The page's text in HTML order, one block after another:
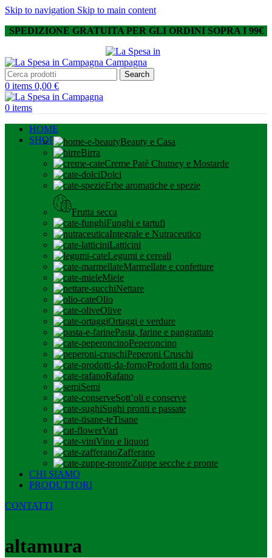
Skip to navigation Skip to main content
SPEDIZIONE GRATUITA PER GLI ORDINI SOPRA I 99€
Search
0 items 0,00 €
0 items
HOME
SHOP
Beauty e Casa
Birra
Creme Patè Chutney e Mostarde
Dolci
Erbe aromatiche e spezie
Frutta secca
Funghi e tartufi
Integrale e Nutraceutico
Latticini
Legumi e cereali
Marmellate e confetture
Miele
Nettare
Olio
Olive
Ortaggi e verdure
Pasta, farine e pangrattato
Peperoncino
Peperoni Cruschi
Prodotti da forno
Rafano
Semi
Sott’oli e conserve
Sughi pronti e passate
Tisane
Vari
Vino e liquori
Zafferano
Zuppe secche e pronte
CHI SIAMO
PRODUTTORI
CONTATTI
altamura